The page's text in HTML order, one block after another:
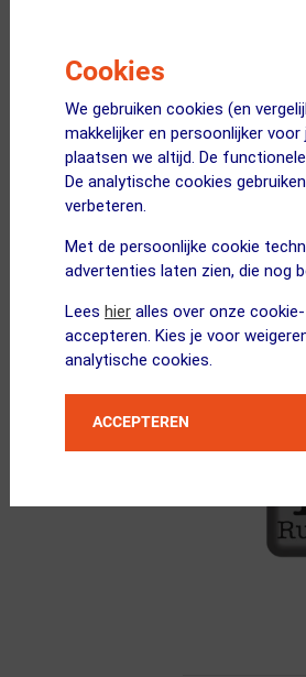
Cookies
We gebruiken cookies (en
makkelijker en persoonlijker
plaatsen we altijd. De
De analytische cookies
verbeteren.
Met de persoonlijke cookie
advertenties laten zien, die nog
Lees hier alles over onze
accepteren. Kies je voor
analytische cookies.
ACCEPTEREN
BIBBITS
ja, op voorraad